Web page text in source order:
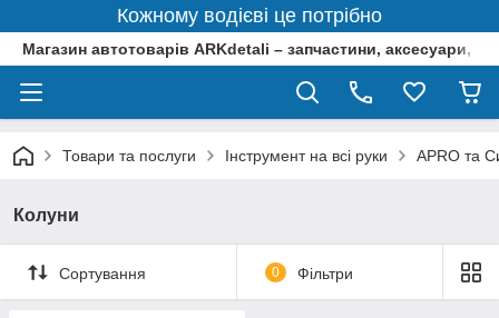
Кожному водієві це потрібно
Магазин автотоварів ARKdetali – запчастини, аксесуари,
Товари та послуги Інструмент на всі руки APRO та
Колуни
Сортування 0 Фільтри